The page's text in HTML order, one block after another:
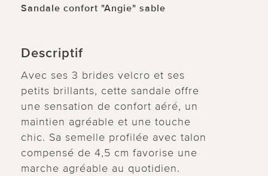
Sandale confort "Angie" sable
Descriptif
Avec ses 3 brides velcro et ses
petits brillants, cette sandale offre
une sensation de confort aéré, un
maintien agréable et une touche
chic. Sa semelle profilée avec talon
compensé de 4,5 cm favorise une
marche agréable au quotidien.